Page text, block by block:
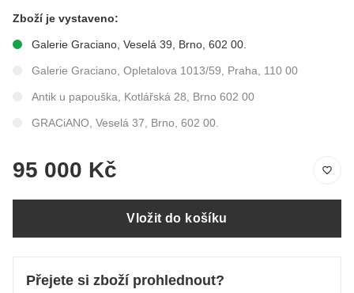
Zboží je vystaveno:
Galerie Graciano, Veselá 39, Brno, 602 00.
Galerie Graciano, Opletalova 1013/59, Praha, 110 00
Antik u papouška, Kotlářská 28, Brno 602 00
GRACiANO, Veselá 37, Brno, 602 00.
95 000 Kč
Vložit do košíku
Přejete si zboží prohlednout?